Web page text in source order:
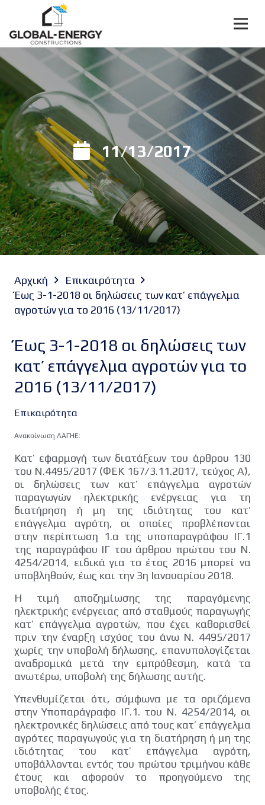
11/13/2017
Αρχική
Επικαιρότητα
Έως 3-1-2018 οι δηλώσεις των κατ’ επάγγελμα
αγροτών για το 2016 (13/11/2017)
Έως 3-1-2018 οι δηλώσεις των
κατ’ επάγγελμα αγροτών για το
2016 (13/11/2017)
Επικαιρότητα
Ανακοίνωση ΛΑΓΗΕ:
Κατ’ εφαρμογή των διατάξεων του άρθρου 130
του Ν.4495/2017 (ΦΕΚ 167/3.11.2017, τεύχος Α΄),
οι δηλώσεις των κατ’ επάγγελμα αγροτών
παραγωγών ηλεκτρικής ενέργειας για τη
διατήρηση ή μη της ιδιότητας του κατ’
επάγγελμα αγρότη, οι οποίες προβλέπονται
στην περίπτωση 1.α της υποπαραγράφου ΙΓ.1
της παραγράφου ΙΓ του άρθρου πρώτου του Ν.
4254/2014, ειδικά για το έτος 2016 μπορεί να
υποβληθούν, έως και την 3η Ιανουαρίου 2018.
Η τιμή αποζημίωσης της παραγόμενης
ηλεκτρικής ενέργειας από σταθμούς παραγωγής
κατ’ επάγγελμα αγροτών, που έχει καθορισθεί
πριν την έναρξη ισχύος του άνω Ν. 4495/2017
χωρίς την υποβολή δήλωσης, επανυπολογίζεται
αναδρομικά μετά την εμπρόθεσμη, κατά τα
ανωτέρω, υποβολή της δήλωσης αυτής.
Υπενθυμίζεται ότι, σύμφωνα με τα οριζόμενα
στην Υποπαράγραφο ΙΓ.1. του Ν. 4254/2014, οι
ηλεκτρονικές δηλώσεις από τους κατ’ επάγγελμα
αγρότες παραγωγούς για τη διατήρηση ή μη της
ιδιότητας του κατ’ επάγγελμα αγρότη,
υποβάλλονται εντός του πρώτου τριμήνου κάθε
έτους και αφορούν το προηγούμενο της
υποβολής έτος.